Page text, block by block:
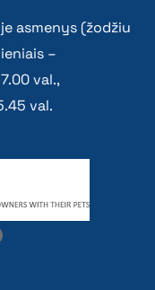
asmenys (žodžiu
–
val.,
val.